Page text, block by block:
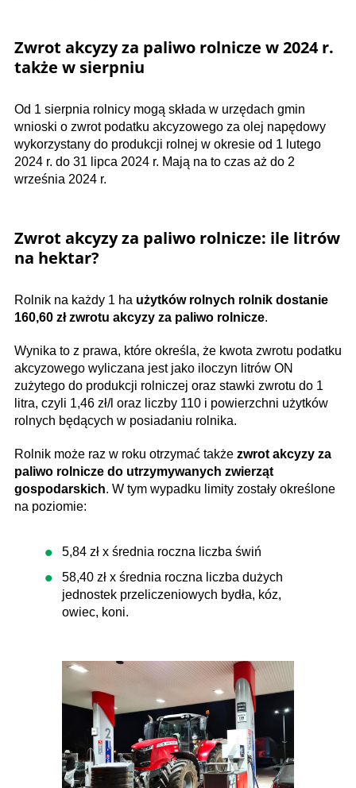
Zwrot akcyzy za paliwo rolnicze w 2024 r.
także w sierpniu
Od 1 sierpnia rolnicy mogą składa w urzędach gmin
wnioski o zwrot podatku akcyzowego za olej napędowy
wykorzystany do produkcji rolnej w okresie od 1 lutego
2024 r. do 31 lipca 2024 r. Mają na to czas aż do 2
września 2024 r.
Zwrot akcyzy za paliwo rolnicze: ile litrów
na hektar?
Rolnik na każdy 1 ha użytków rolnych rolnik dostanie
160,60 zł zwrotu akcyzy za paliwo rolnicze.
Wynika to z prawa, które określa, że kwota zwrotu podatku
akcyzowego wyliczana jest jako iloczyn litrów ON
zużytego do produkcji rolniczej oraz stawki zwrotu do 1
litra, czyli 1,46 zł/l oraz liczby 110 i powierzchni użytków
rolnych będących w posiadaniu rolnika.
Rolnik może raz w roku otrzymać także zwrot akcyzy za
paliwo rolnicze do utrzymywanych zwierząt
gospodarskich. W tym wypadku limity zostały określone
na poziomie:
5,84 zł x średnia roczna liczba świń
58,40 zł x średnia roczna liczba dużych
jednostek przeliczeniowych bydła, kóz,
owiec, koni.